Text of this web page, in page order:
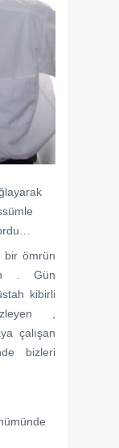
bir ömrün
. Gün
kibirli
,
çalışan
bizleri